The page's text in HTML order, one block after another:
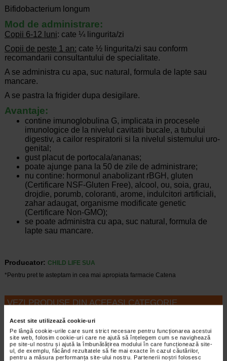
Acest site utilizează cookie-uri
Pe lângă cookie-urile care sunt strict necesare pentru funcționarea acestui
site web, folosim cookie-uri care ne ajută să înțelegem cum se navighează
pe site-ul nostru și ajută la îmbunătățirea modului în care funcționează site-
ul, de exemplu, făcând rezultatele să fie mai exacte în cazul căutărilor,
pentru a măsura performanța site-ului nostru. Partenerii noștri folosesc
Bifidobacterium longum
Mod de administrare:
Copii 6-12 luni: cate ¼ lingurita/zi
Copii de peste 1 an: cate ½ lingurita/zi sau conform
recomandarii consultantului de specialitate.
A se administra cu apa, suc natural, formula de lapte sau
mancare.
A se pastra la frigider dupa desigilare.
Avantaje:
contine imunoglobulina G, implicata in procesele
imunologice de la nivelul cavitatii bucale, a tubului
digestiv, a cailor respiratorii si la nivelul sistemului uro-
genital;
gust placut de portocala/ananas;
poate ajunge pana la 50 de zile de administrare;
nu contine: hormonul anabolizant rBGH, gluten
(Certificare NSF-Gluten Free), alcool, ou, soia, grau,
drojdie, porumb, coloranti, arome, indulcitori artificiali,
zahar adaugat, organisme modificate genetic
(Certificare Non-GMO);
se poate administra cu apa, suc natural, formula de
lapte sau mancare.
Producator: CHILD LIFE SUA
*Pentru pret te asteptam in cea mai apropiata farmacie Catena
VEZI PRODUSE DIN ACEEASI CATEGORIE
Plătești 2, primești 3